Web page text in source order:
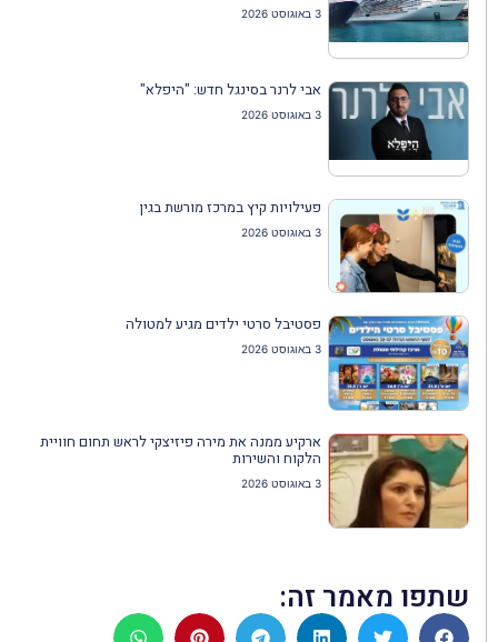
3 באוגוסט 2026
אבי לרנר בסינגל חדש: "היפלא"
3 באוגוסט 2026
פעילויות קיץ במרכז מורשת בגין
3 באוגוסט 2026
פסטיבל סרטי ילדים מגיע למטולה
3 באוגוסט 2026
ארקיע ממנה את מירה פיזיצקי לראש תחום חוויית
הלקוח והשירות
3 באוגוסט 2026
שתפו מאמר זה: